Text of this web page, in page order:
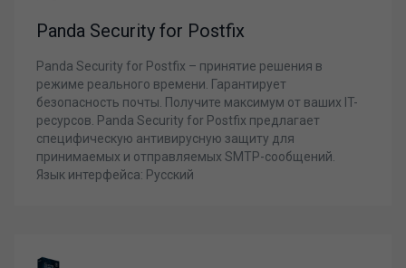
Panda Security for Postfix
Panda Security for Postfix – принятие решения в
режиме реального времени. Гарантирует
безопасность почты. Получите максимум от ваших IT-
ресурсов. Panda Security for Postfix предлагает
специфическую антивирусную защиту для
принимаемых и отправляемых SMTP-сообщений.
Язык интерфейса: Русский